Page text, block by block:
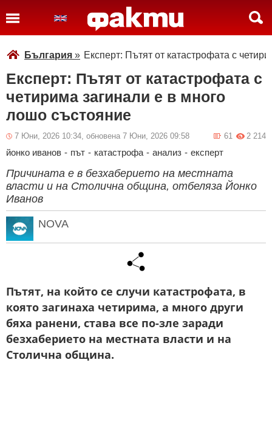
България » Експерт: Пътят от катастрофата с
Експерт: Пътят от катастрофата с
четирима загинали е в много
лошо състояние
7 Юни, 2026 10:34, обновена 7 Юни, 2026 09:58 2 214
61
йонко иванов - път - катастрофа - анализ - експерт
Причината е в безхаберието на местната
власти и на Столична община, отбеляза Йонко
Иванов
NOVA
Пътят, на който се случи катастрофата, в
която загинаха четирима, а много други
бяха ранени, става все по-зле заради
безхаберието на местната власти и на
Столична община.